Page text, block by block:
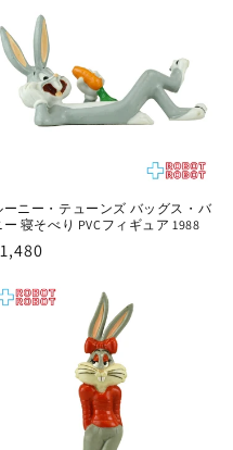
ーニー・テューンズ バッグス・バ
ー 寝そべり PVCフィギュア 1988